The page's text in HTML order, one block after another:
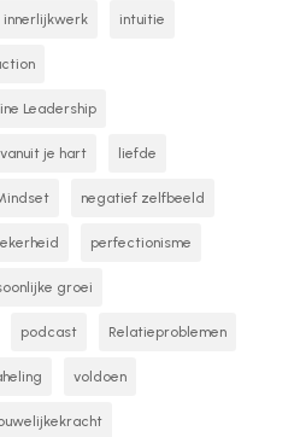
innerlijkwerk intuitie
Leadership
vanuit je hart liefde
negatief zelfbeeld
perfectionisme
groei
podcast Relatieproblemen
voldoen